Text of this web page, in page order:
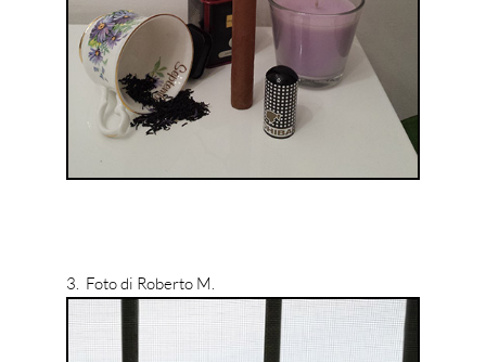
3. Foto di Roberto M.